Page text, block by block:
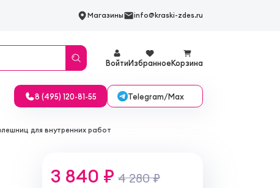
Магазины info@kraski-zdes.ru
ВойтиИзбранноеКорзина
8 (495) 120-81-55 Telegram/Max
для внутренних работ
3 840 ₽ 4 280 ₽